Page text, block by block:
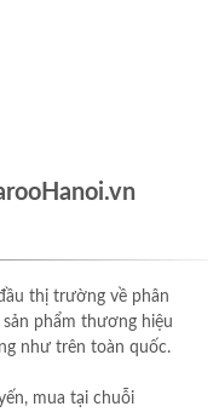
thị trường về phân
phẩm thương hiệu
như trên toàn quốc.
mua tại chuỗi